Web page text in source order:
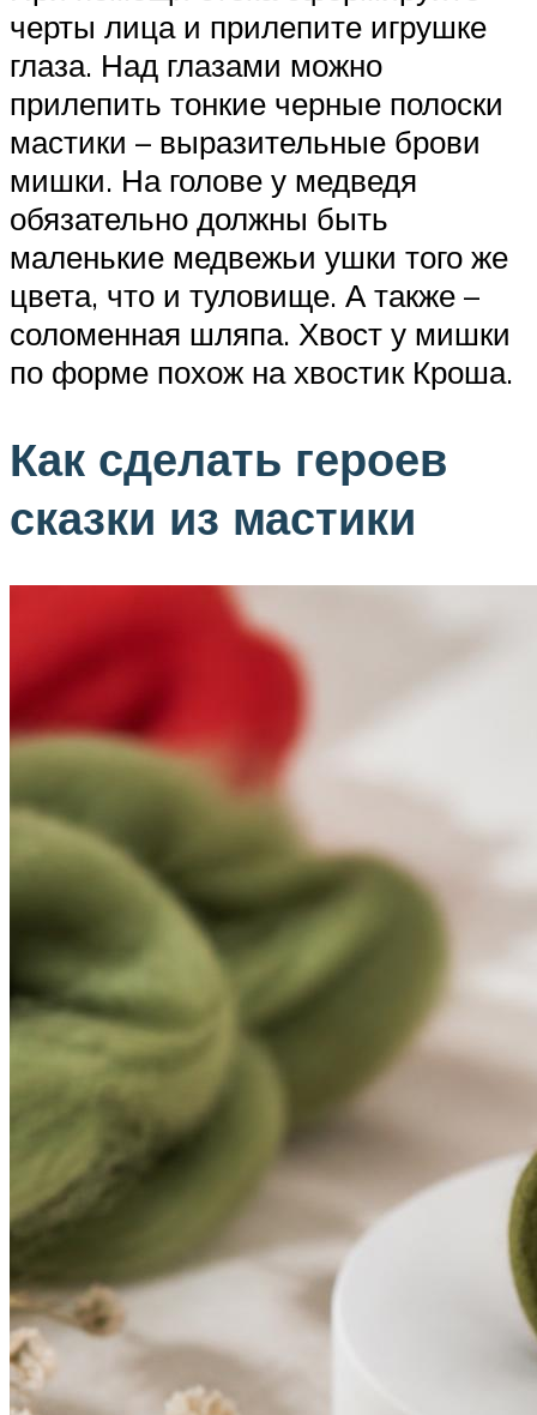
черты лица и прилепите игрушке
глаза. Над глазами можно
прилепить тонкие черные полоски
мастики – выразительные брови
мишки. На голове у медведя
обязательно должны быть
маленькие медвежьи ушки того же
цвета, что и туловище. А также –
соломенная шляпа. Хвост у мишки
по форме похож на хвостик Кроша.
Как сделать героев
сказки из мастики